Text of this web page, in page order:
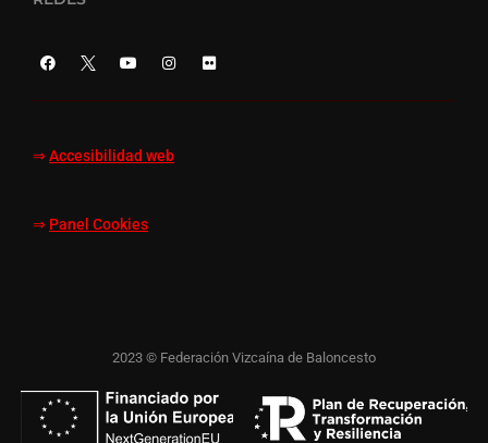
⇒ Accesibilidad web
⇒ Panel Cookies
2023 © Federación Vizcaína de Baloncesto